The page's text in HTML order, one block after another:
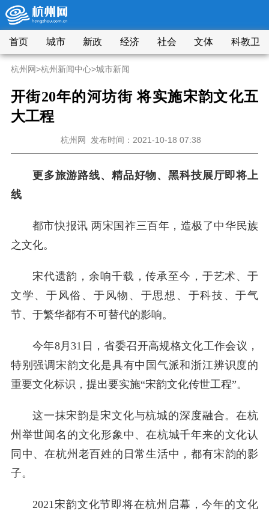
首页 城市 新政 经济 社会 文体 科教卫
杭州网>杭州新闻中心>城市新闻
开街20年的河坊街 将实施宋韵文化五
大工程
杭州网 发布时间：2021-10-18 07:38
更多旅游路线、精品好物、黑科技展厅即将上
线
都市快报讯两宋国祚三百年，造极了中华民族
之文化。
宋代遗韵，余响千载，传承至今，于艺术、于
文学、于风俗、于风物、于思想、于科技、于气
节、于繁华都有不可替代的影响。
今年8月31日，省委召开高规格文化工作会议，
特别强调宋韵文化是具有中国气派和浙江辨识度的
重要文化标识，提出要实施“宋韵文化传世工程”。
这一抹宋韵是宋文化与杭城的深度融合。在杭
州举世闻名的文化形象中、在杭城千年来的文化认
同中、在杭州老百姓的日常生活中，都有宋韵的影
子。
2021宋韵文化节即将在杭州启幕，今年的文化